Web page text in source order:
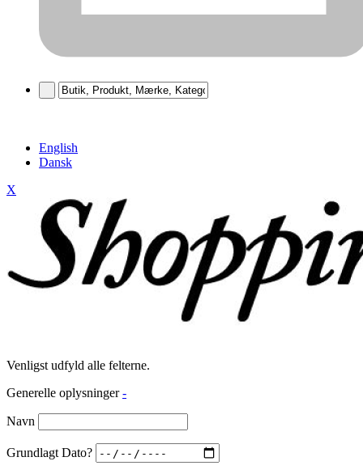
English
Dansk
X
Venligst udfyld alle felterne.
Generelle oplysninger -
Navn
Grundlagt Dato?